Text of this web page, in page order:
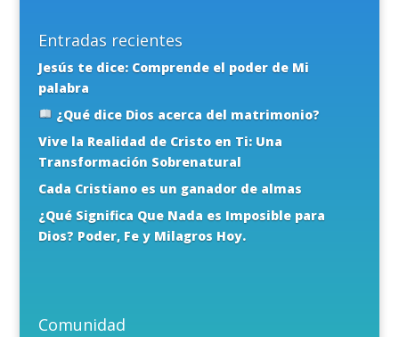
Entradas recientes
Jesús te dice: Comprende el poder de Mi
palabra
¿Qué dice Dios acerca del matrimonio?
Vive la Realidad de Cristo en Ti: Una
Transformación Sobrenatural
Cada Cristiano es un ganador de almas
¿Qué Significa Que Nada es Imposible para
Dios? Poder, Fe y Milagros Hoy.
Comunidad